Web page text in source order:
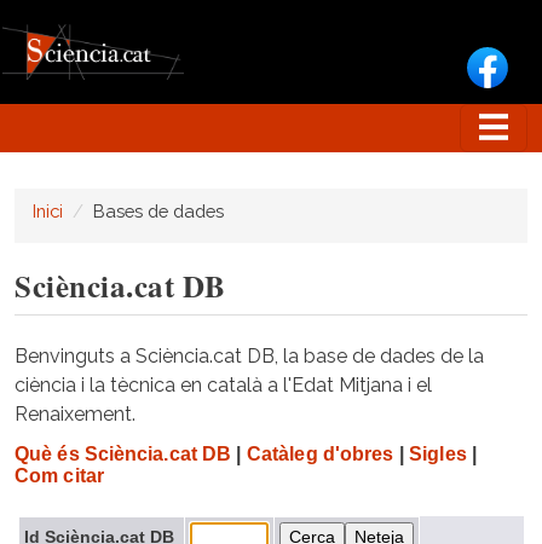
Inici Bases de dades
Sciència.cat DB
Benvinguts a Sciència.cat DB, la base de dades de la
ciència i la tècnica en català a l'Edat Mitjana i el
Renaixement.
Què és Sciència.cat DB Catàleg d'obres Sigles|
Com citar
Id Sciència.cat DB